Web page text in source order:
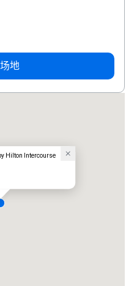
地
Hilton Intercourse